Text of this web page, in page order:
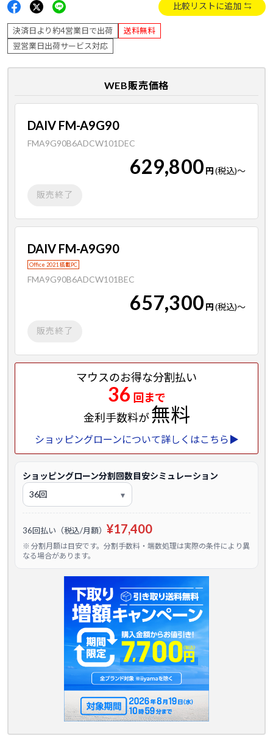
比較リストに追加
決済日より約4営業日で出荷
送料無料
翌営業日出荷サービス対応
WEB販売価格
DAIV FM-A9G90
FMA9G90B6ADCW101DEC
629,800 円(税込)～
販売終了
DAIV FM-A9G90
Office 2021 搭載PC
FMA9G90B6ADCW101BEC
657,300 円(税込)～
販売終了
マウスのお得な分割払い
36 回まで
金利手数料が無料
ショッピングローンについて詳しくはこちら▶
ショッピングローン分割回数目安シミュレーション
36回払い（税込/月額） ¥17,400
※ 分割月額は目安です。分割手数料・端数処理は実際の条件により異
なる場合があります。